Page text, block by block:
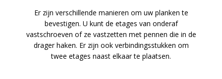
Er zijn verschillende manieren om uw planken te
bevestigen. U kunt de etages van onderaf
vastschroeven of ze vastzetten met pennen die in de
drager haken. Er zijn ook verbindingsstukken om
twee etages naast elkaar te plaatsen.